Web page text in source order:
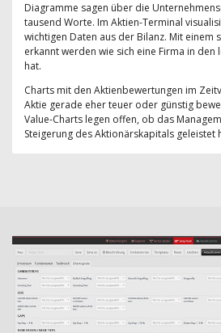
Diagramme sagen über die
tausend Worte. Im Aktien-Terminal
wichtigen Daten aus der Bilanz. Mit einem
erkannt werden wie sich eine Firma in den
hat.
Charts mit den Aktienbewertungen im
Aktie gerade eher teuer oder günstig
Value-Charts legen offen, ob das
Steigerung des Aktionärskapitals geleistet